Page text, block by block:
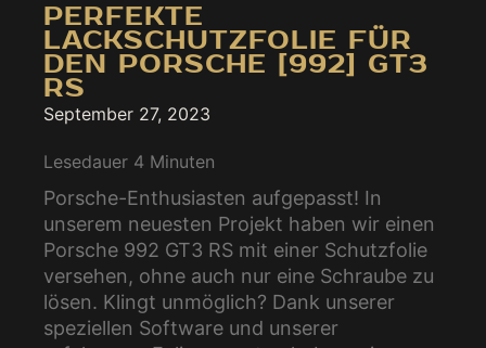
PERFEKTE
LACKSCHUTZFOLIE FÜR
DEN PORSCHE [992] GT3
RS
September 27, 2023
Lesedauer 4 Minuten
Porsche-Enthusiasten aufgepasst! In
unserem neuesten Projekt haben wir einen
Porsche 992 GT3 RS mit einer Schutzfolie
versehen, ohne auch nur eine Schraube zu
lösen. Klingt unmöglich? Dank unserer
speziellen Software und unserer